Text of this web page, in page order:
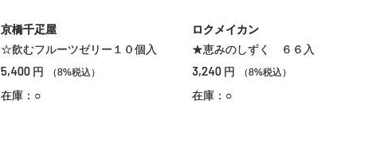
京橋千疋屋
☆飲むフルーツゼリー１０個入
5,400 円 （8%税込）
在庫：○
ロクメイカン
★恵みのしずく ６６入
3,240 円 （8%税込）
在庫：○